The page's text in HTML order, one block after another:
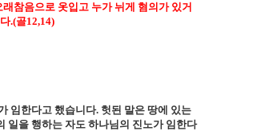
참음으로 옷입고 누가 뉘게 혐의가 있거
.(골12,14)
임한다고 했습니다. 헛된 말은 땅에 있는
일을 행하는 자도 하나님의 진노가 임한다